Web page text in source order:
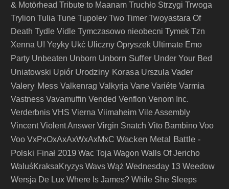
& Motörhead Tribute to Maanam Truchło Strzygi Trwoga
Trylion Tulia Tune Tupolev Two Timer Twoyastara Of
Death Tydle Vidle Tymczasowo nieobecni Tymek Tzn
Xenna U! Yeyky Ukć Uliczny Opryszek Ultimate Emo
Party Unbeaten Unborn Unborn Suffer Under Your Bed
Uniatowski Upiór Urodziny Korasa Urszula Vader
Valery Mess Valkenrag Valkyrja Vane Variéte Varmia
Vastness Vavamuffin Vended Venflon Venom Inc.
Verderbnis VHS Vierna Viimaheim Vile Assembly
Vincent Violent Answer Virgin Snatch Vito Bambino Voo
Voo VxPxOxAxAxWxAxMxC Wacken Metal Battle -
Polski Finał 2019 Wac Toja Wagon Walls Of Jericho
WaluśKraksaKryzys Wavs Wąż Wednesday 13 Weedow
Wersja De Lux Where Is James? While She Sleeps